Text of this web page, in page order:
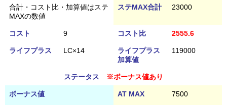
合計・コスト比・加算値はステ
MAXの数値
ステMAX合計 23000
コスト 9 コスト比 2555.6
ライフプラス LC×14
ライフプラス
加算値
119000
ステータス ※ボーナス値あり
ボーナス値 AT MAX 7500